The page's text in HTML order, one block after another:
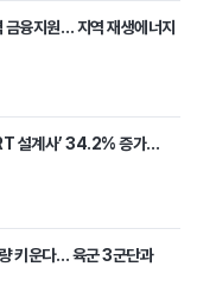
융지원… 지역 재생에너지
설계사’ 34.2% 증가…
키운다… 육군 3군단과